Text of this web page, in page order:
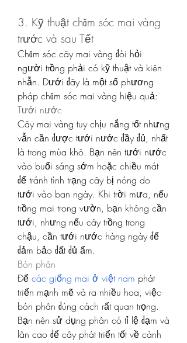
3. Kỹ thuật chăm sóc mai vàng
trước và sau Tết
Chăm sóc cây mai vàng đòi hỏi
người trồng phải có kỹ thuật và kiên
nhẫn. Dưới đây là một số phương
pháp chăm sóc mai vàng hiệu quả:
Tưới nước
Cây mai vàng tuy chịu nắng tốt nhưng
vẫn cần được tưới nước đầy đủ, nhất
là trong mùa khô. Bạn nên tưới nước
vào buổi sáng sớm hoặc chiều mát
để tránh tình trạng cây bị nóng do
tưới vào ban ngày. Khi trời mưa, nếu
trồng mai trong vườn, bạn không cần
tưới, nhưng nếu cây trồng trong
chậu, cần tưới nước hàng ngày để
đảm bảo đất đủ ẩm.
Bón phân
Để các giống mai ở việt nam phát
triển mạnh mẽ và ra nhiều hoa, việc
bón phân đúng cách rất quan trọng.
Bạn nên sử dụng phân có tỉ lệ đạm và
lân cao để cây phát triển tốt về cành